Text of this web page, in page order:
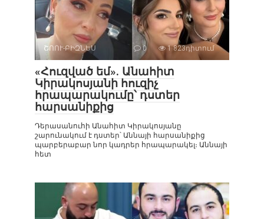
ՇՈՈՒ-ԲԻԶՆԵՍ 0 1 823դիտում
«Հուզված եմ». Անահիտ
Կիրակոսյանի հուզիչ
հրապարակումը՝ դստեր
հարսանիքից
Դերասանուհի Անահիտ Կիրակոսյանը
շարունակում է դստեր՝ Աննայի հարսանիքից
պարբերաբար նոր կադրեր հրապարակել։ Աննայի
հետ